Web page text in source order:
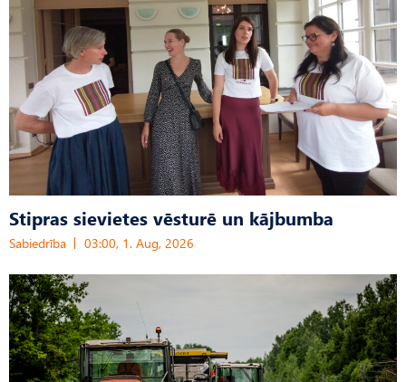
Stipras sievietes vēsturē un kājbumba
Sabiedrība 03:00, 1. Aug, 2026